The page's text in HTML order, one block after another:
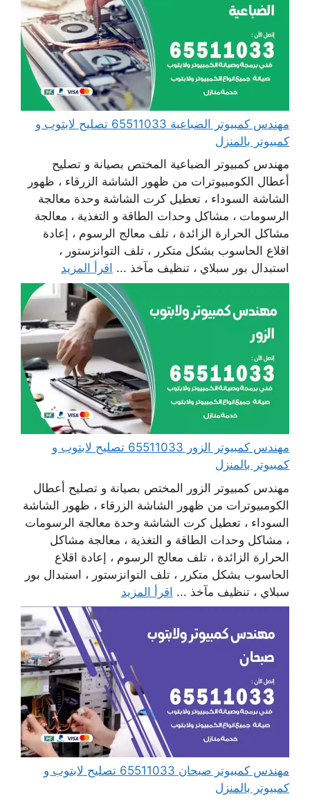
مهندس كمبيوتر الضباعية 65511033 تصليح لابتوب و
كمبيوتر بالمنزل
مهندس كمبيوتر الضباعية المختص بصيانة و تصليح
أعطال الكومبيوترات من ظهور الشاشة الزرقاء ، ظهور
الشاشة السوداء ، تعطيل كرت الشاشة وحدة معالجة
الرسومات ، مشاكل وحدات الطاقة و التغذية ، معالجة
مشاكل الحرارة الزائدة ، تلف معالج الرسوم ، إعادة
اقلاع الحاسوب بشكل متكرر ، تلف التوانزستور ،
استبدال بور سبلاي ، تنظيف مآخذ ... اقرأ المزيد
مهندس كمبيوتر الزور 65511033 تصليح لابتوب و
كمبيوتر بالمنزل
مهندس كمبيوتر الزور المختص بصيانة و تصليح أعطال
الكومبيوترات من ظهور الشاشة الزرقاء ، ظهور الشاشة
السوداء ، تعطيل كرت الشاشة وحدة معالجة الرسومات
، مشاكل وحدات الطاقة و التغذية ، معالجة مشاكل
الحرارة الزائدة ، تلف معالج الرسوم ، إعادة اقلاع
الحاسوب بشكل متكرر ، تلف التوانزستور ، استبدال بور
سبلاي ، تنظيف مآخذ ... اقرأ المزيد
مهندس كمبيوتر صبحان 65511033 تصليح لابتوب و
كمبيوتر بالمنزل